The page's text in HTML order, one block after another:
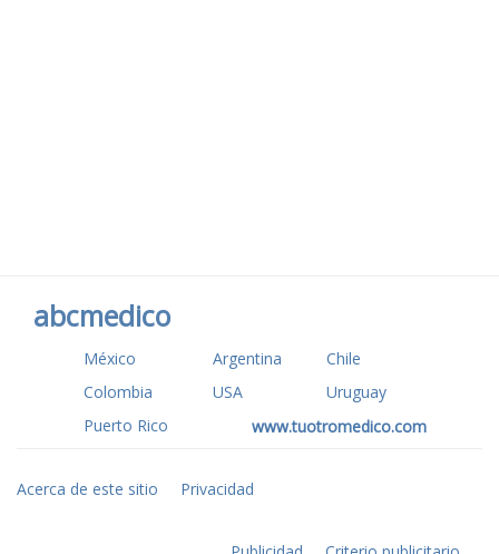
abcmedico
México Argentina
Chile
Colombia
USA
Uruguay
Puerto Rico
www.tuotromedico.com
Acerca de este sitio Privacidad